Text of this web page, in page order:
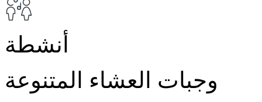
أنشطة
وجبات العشاء المتنوعة